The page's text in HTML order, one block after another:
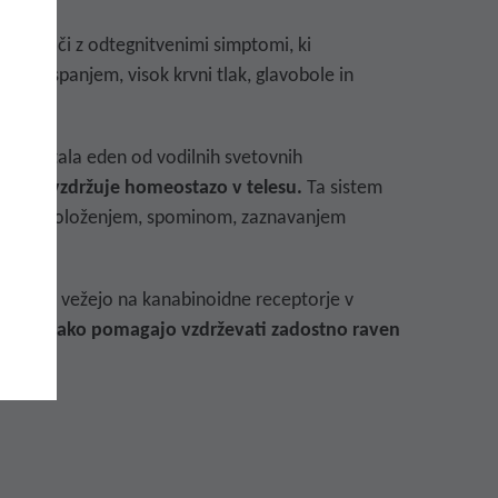
sooči z odtegnitvenimi simptomi, ki
s spanjem, visok krvni tlak, glavobole in
postala eden od vodilnih svetovnih
ki vzdržuje homeostazo v telesu. Ta sistem
razpoloženjem, spominom, zaznavanjem
se vežejo na kanabinoidne receptorje v
tako pomagajo vzdrževati zadostno raven